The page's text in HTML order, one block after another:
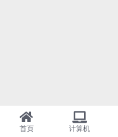
首页 计算机